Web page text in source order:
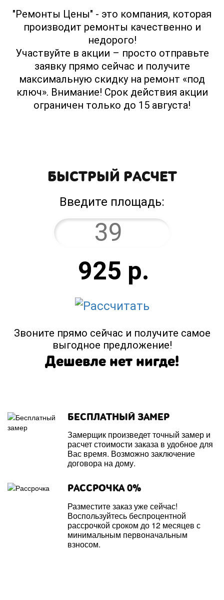
"Ремонты Цены" - это компания, которая
производит ремонты качественно и
недорого!
Участвуйте в акции – просто отправьте
заявку прямо сейчас и получите
максимальную скидку на ремонт «под
ключ». Внимание! Срок действия акции
ограничен только до 15 августа!
БЫСТРЫЙ РАСЧЕТ
Введите площадь:
925 р.
Звоните прямо сейчас и получите самое
выгодное предложение!
Дешевле нет нигде!
БЕСПЛАТНЫЙ ЗАМЕР
Замерщик произведет точный замер и
расчет стоимости заказа в удобное для
Вас время. Возможно заключение
договора на дому.
РАССРОЧКА 0%
Разместите заказ уже сейчас!
Воспользуйтесь беспроцентной
рассрочкой сроком до 12 месяцев с
минимальным первоначальным
взносом.